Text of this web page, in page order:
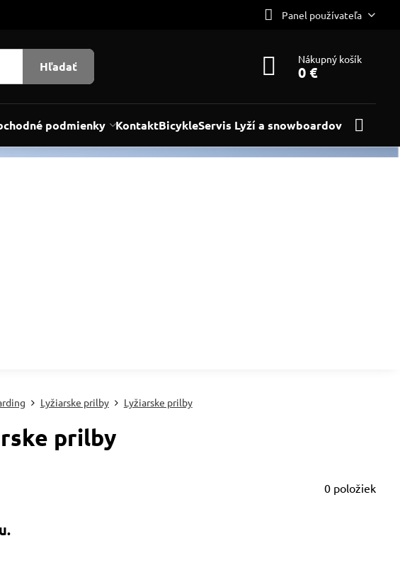
Panel používateľa
Hľadať Nákupný košík
0 €
podmienky KontaktBicykleServis Lyží a snowboardov
Lyžiarske prilby Lyžiarske prilby
prilby
0 položiek